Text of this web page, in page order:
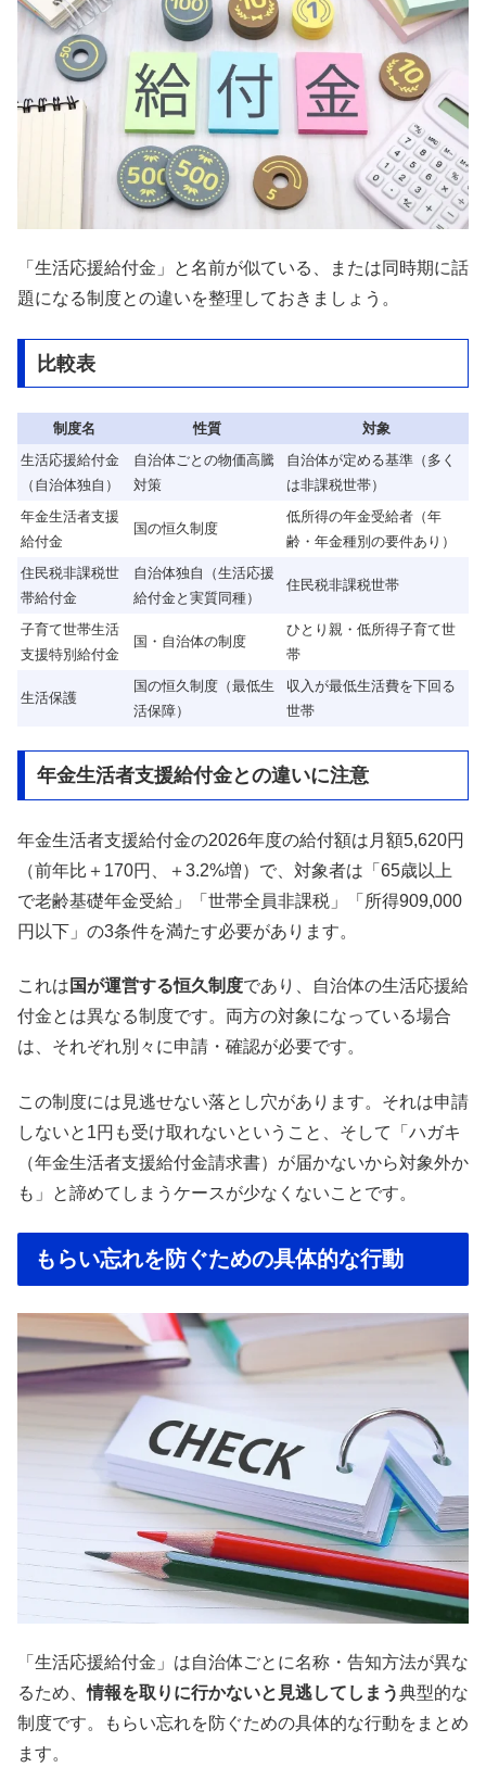
「生活応援給付金」と名前が似ている、または同時期に話
題になる制度との違いを整理しておきましょう。
比較表
制度名 性質
対象
生活応援給付金
（自治体独自）
自治体ごとの物価高騰
対策
自治体が定める基準（多く
は非課税世帯）
年金生活者支援
給付金
国の恒久制度
低所得の年金受給者（年
齢・年金種別の要件あり）
住民税非課税世
帯給付金
自治体独自（生活応援
給付金と実質同種）
住民税非課税世帯
子育て世帯生活
支援特別給付金
国・自治体の制度
ひとり親・低所得子育て世
帯
生活保護
国の恒久制度（最低生
活保障）
収入が最低生活費を下回る
世帯
年金生活者支援給付金との違いに注意
年金生活者支援給付金の2026年度の給付額は月額5,620円
（前年比＋170円、＋3.2%増）で、対象者は「65歳以上
で老齢基礎年金受給」「世帯全員非課税」「所得909,000
円以下」の3条件を満たす必要があります。
これは 国が運営する恒久制度であり、自治体の生活応援給
付金とは異なる制度です。両方の対象になっている場合
は、それぞれ別々に申請・確認が必要です。
この制度には見逃せない落とし穴があります。それは申請
しないと1円も受け取れないということ、そして「ハガキ
（年金生活者支援給付金請求書）が届かないから対象外か
も」と諦めてしまうケースが少なくないことです。
もらい忘れを防ぐための具体的な行動
「生活応援給付金」は自治体ごとに名称・告知方法が異な
るため、情報を取りに行かないと見逃してしまう典型的な
制度です。もらい忘れを防ぐための具体的な行動をまとめ
ます。